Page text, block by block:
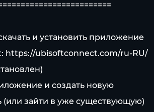
и установить приложение
https://ubisoftconnect.com/ru-RU/
и создать новую
(или зайти в уже существующую)